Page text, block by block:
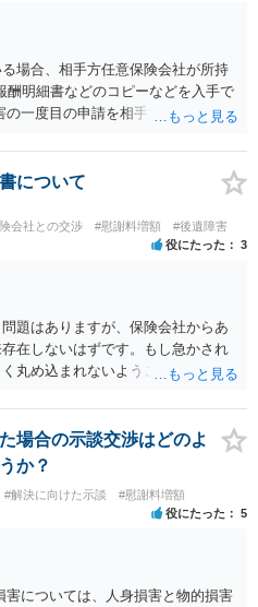
場合、相手方任意保険会社が所持
酬明細書などのコピーなどを入手で
一度目の申請を相手方任意保険会
社から入手できる可能性がありま
ていた病院のカルテを取り付けるこ
。 事故からどの程度期間が経過し
昨年４月から既に１年半年程度経
ら対応をしておきたいところで
可能性もあるため、依頼の対応が
上記の方法等を参考に進め方を相
せん。
について
会社との交渉 #慰謝料増額 #後遺障害
役にたった 3
題はありますが、保険会社からあ
在しないはずです。もし急かされ
丸め込まれないようご注意下さ
です。
場合の示談交渉はどのよ
か？
#解決に向けた示談 #慰謝料増額
役にたった 5
害については、人身損害と物的損害